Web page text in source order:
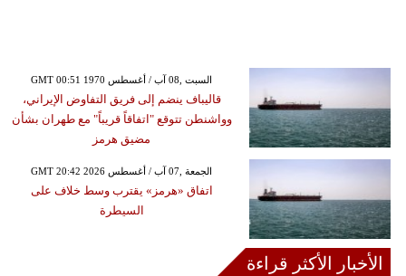
GMT 00:51 1970 السبت ,08 آب / أغسطس
قاليباف ينضم إلى فريق التفاوض الإيراني،
وواشنطن تتوقع "اتفاقاً قريباً" مع طهران بشأن
مضيق هرمز
GMT 20:42 2026 الجمعة ,07 آب / أغسطس
اتفاق «هرمز» يقترب وسط خلاف على
السيطرة
الأخبار الأكثر قراءة